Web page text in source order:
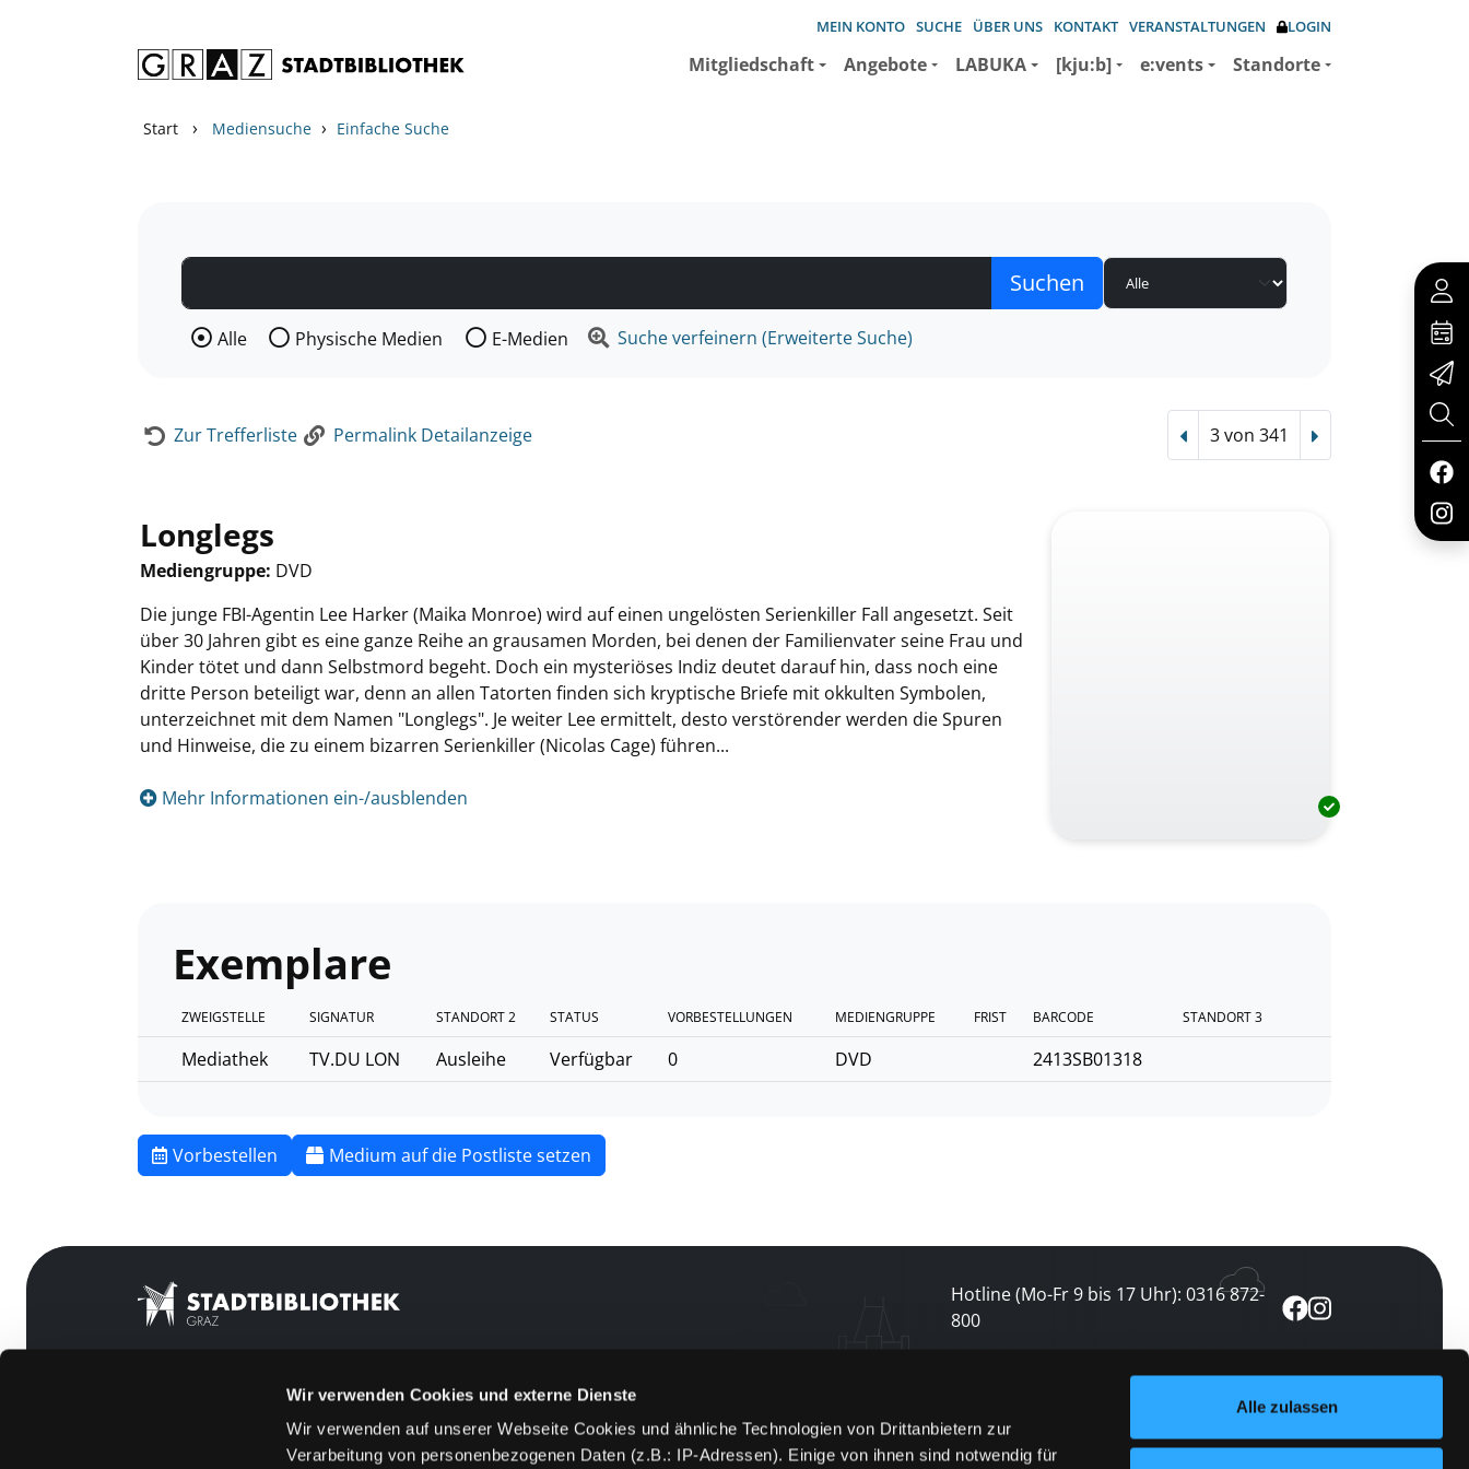
Wir verwenden Cookies und externe Dienste
Wir verwenden auf unserer Webseite Cookies und ähnliche Technologien von Drittanbietern zur
Verarbeitung von personenbezogenen Daten (z.B.: IP-Adressen). Einige von ihnen sind notwendig für
Alle zulassen
MEIN KONTO SUCHE ÜBER UNS KONTAKT VERANSTALTUNGEN LOGIN
Mitgliedschaft Angebote LABUKA [kju:b] e:vents Standorte
Start › Mediensuche › Einfache Suche
Wählen Sie die Medienart nach der Sie suchen wollen.
Alle Physische Medien E-Medien Suche verfeinern (Erweiterte Suche)
Zur Trefferliste Permalink Detailanzeige Vorheriger Treffer
3 von 341 Nächster Treffer
Longlegs
Mediengruppe: DVD
Die junge FBI-Agentin Lee Harker (Maika Monroe) wird auf einen ungelösten Serienkiller Fall angesetzt. Seit
über 30 Jahren gibt es eine ganze Reihe an grausamen Morden, bei denen der Familienvater seine Frau und
Kinder tötet und dann Selbstmord begeht. Doch ein mysteriöses Indiz deutet darauf hin, dass noch eine
dritte Person beteiligt war, denn an allen Tatorten finden sich kryptische Briefe mit okkulten Symbolen,
unterzeichnet mit dem Namen "Longlegs". Je weiter Lee ermittelt, desto verstörender werden die Spuren
und Hinweise, die zu einem bizarren Serienkiller (Nicolas Cage) führen...
Mehr Informationen ein-/ausblenden
Exemplare
ZWEIGSTELLE SIGNATUR STANDORT 2 STATUS VORBESTELLUNGEN MEDIENGRUPPE FRIST BARCODE STANDORT 3
Mediathek TV.DU LON Ausleihe Verfügbar 0 DVD 2413SB01318
Vorbestellen Medium auf die Postliste setzen
Hotline (Mo-Fr 9 bis 17 Uhr): 0316 872-
800
Feedback
Kontakt
Newsletter abonnieren
und keine Veranstaltung verpassen